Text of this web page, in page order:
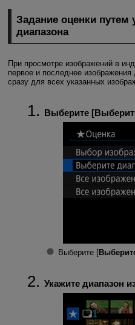
Задание оценки путем
диапазона
При просмотре изображений в
первое и последнее изображения
сразу для всех указанных
Выберите [
Выберите [
Укажите диапазон